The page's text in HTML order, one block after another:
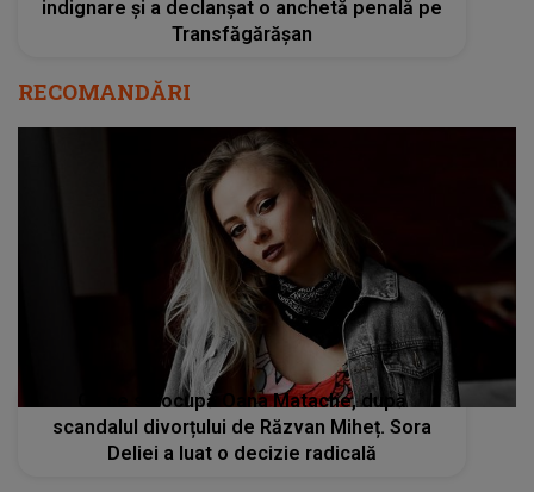
indignare și a declanșat o anchetă penală pe
Transfăgărășan
RECOMANDĂRI
Cu ce se ocupă Oana Matache, după
scandalul divorțului de Răzvan Miheț. Sora
Deliei a luat o decizie radicală